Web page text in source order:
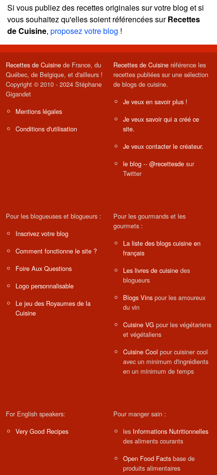
Si vous publiez des recettes originales sur votre blog et si
vous souhaitez qu'elles soient référencées surRecettes
de Cuisine, proposez votre blog !
Recettes de Cuisine de France, du
Québec, de Belgique, et d'ailleurs !
Copyright © 2010 - 2024 Stéphane
Gigandet
Mentions légales
Conditions d'utilisation
Recettes de Cuisine référence les
recettes publiées sur une sélection
de blogs de cuisine.
Je veux en savoir plus !
Je veux savoir qui a créé ce
site.
Je veux contacter le créateur.
le blog -- @recettesde sur
Twitter
Pour les blogueuses et blogueurs :
Inscrivez votre blog
Comment fonctionne le site ?
Foire Aux Questions
Logo personnalisable
Le jeu des Royaumes de la
Cuisine
Pour les gourmands et les
gourmets :
La liste des blogs cuisine en
français
Les livres de cuisine des
blogueurs
Blogs Vins pour les amoureux
du vin
Cuisine VG pour les végétariens
et végétaliens
Cuisine Cool pour cuisiner cool
avec un minimum d'ingrédients
en un minimum de temps
For English speakers:
Very Good Recipes
Pour manger sain :
les Informations Nutritionnelles
des aliments courants
Open Food Facts base de
produits alimentaires